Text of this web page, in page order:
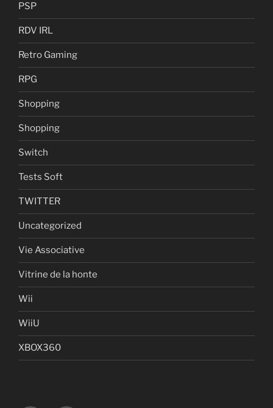
PSP
RDV IRL
Retro Gaming
RPG
Shopping
Shopping
Switch
Tests Soft
TWITTER
Uncategorized
Vie Associative
Vitrine de la honte
Wii
WiiU
XBOX360